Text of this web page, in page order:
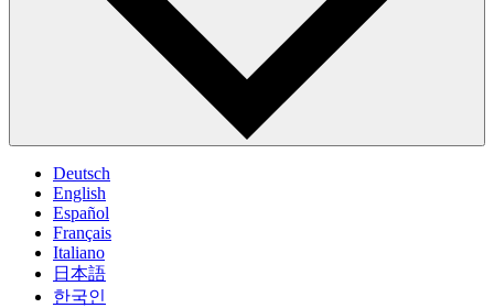
Deutsch
English
Español
Français
Italiano
日本語
한국인